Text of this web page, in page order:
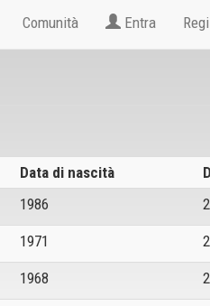
Comunità Entra
Data di nascità
1986
1971
1968